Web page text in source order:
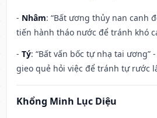
- Nhâm: “Bất ương thủy nan canh
tiến hành tháo nước để tránh khó
- Tý: “Bất vấn bốc tự nhạ tai ương”
gieo quẻ hỏi việc để tránh tự rước
Khổng Minh Lục Diệu